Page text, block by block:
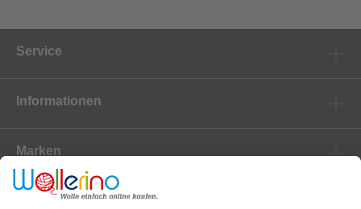
Service
Informationen
Marken
Newsletter